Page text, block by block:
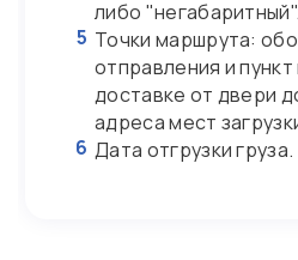
либо "негабаритный".
5 Точки маршрута:
отправления и
доставке от двери
адреса мест
6 Дата отгрузки груза.